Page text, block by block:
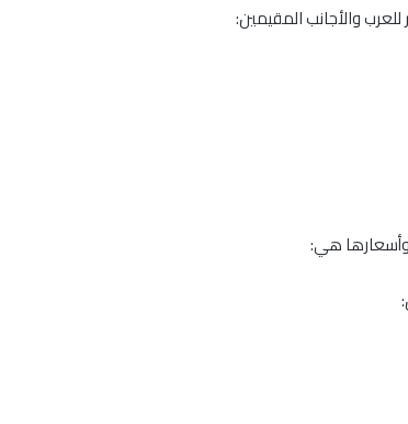
للعرب والأجانب المقيمين:
وأسعارها هي: